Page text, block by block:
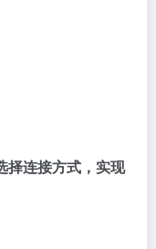
择连接方式，实现